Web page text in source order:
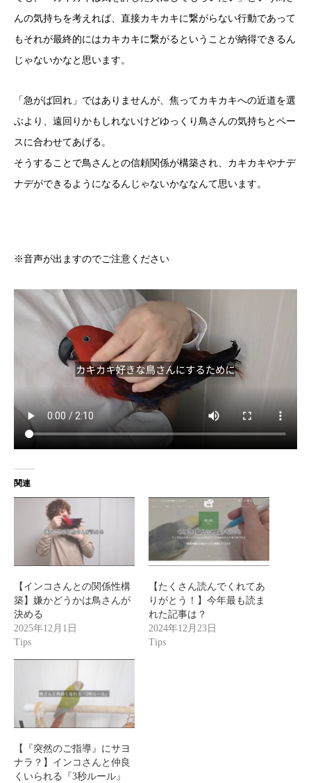
んの気持ちを考えれば、直接カキカキに繋がらない行動であって
もそれが最終的にはカキカキに繋がるということが納得できるん
じゃないかなと思います。
「急がば回れ」ではありませんが、焦ってカキカキへの近道を選
ぶより、遠回りかもしれないけどゆっくり鳥さんの気持ちとペー
スに合わせてあげる。
そうすることで鳥さんとの信頼関係が構築され、カキカキやナデ
ナデができるようになるんじゃないかななんて思います。
※音声が出ますのでご注意ください
関連
【インコさんとの関係性構
築】嫌かどうかは鳥さんが
決める
2025年12月1日
Tips
【たくさん読んでくれてあ
りがとう！】今年最も読ま
れた記事は？
2024年12月23日
Tips
【『突然のご指導』にサヨ
ナラ？】インコさんと仲良
くいられる『3秒ルール』